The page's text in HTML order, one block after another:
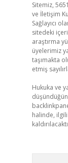
Sitemiz,
ve İletişim
Sağlayıcı
sitedeki
araştırma
üyelerimiz
taşımakta
etmiş
Hukuka ve
halinde,